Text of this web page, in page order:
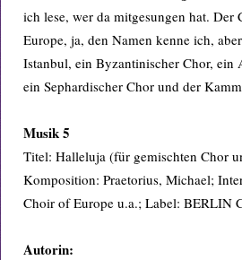
ich lese, wer da mitgesungen hat. Der
Europe, ja, den Namen kenne ich,
Istanbul, ein Byzantinischer Chor, ein
ein Sephardischer Chor und der
Musik 5
Titel: Halleluja (für gemischten Chor
Komposition: Praetorius, Michael;
Choir of Europe u.a.; Label: BERLIN
Autorin: